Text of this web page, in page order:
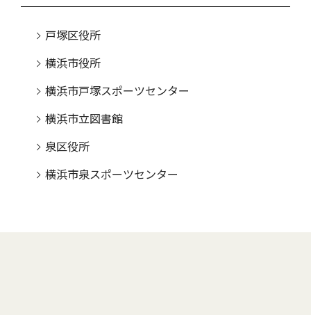
戸塚区役所
横浜市役所
横浜市戸塚スポーツセンター
横浜市立図書館
泉区役所
横浜市泉スポーツセンター